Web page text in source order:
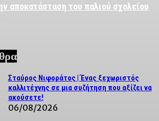
αποκατάσταση του παλιού σχολείου
Σταύρος Νιφοράτος | Ένας ξεχωριστός
καλλιτέχνης σε μια συζήτηση που αξίζει να
ακούσετε!
06/08/2026